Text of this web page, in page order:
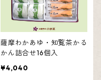
薩摩わかあゆ・知覧茶かる
かん詰合せ16個入
¥4,040